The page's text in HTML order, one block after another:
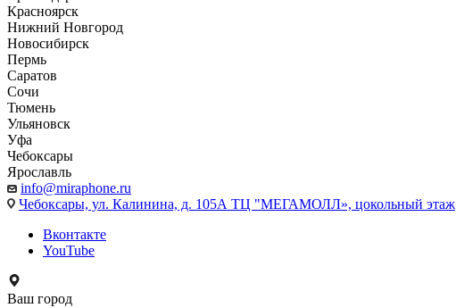
Красноярск
Нижний Новгород
Новосибирск
Пермь
Саратов
Сочи
Тюмень
Ульяновск
Уфа
Чебоксары
Ярославль
info@miraphone.ru
Чебоксары, ул. Калинина, д. 105А ТЦ "МЕГАМОЛЛ», цокольный этаж
Вконтакте
YouTube
Ваш город